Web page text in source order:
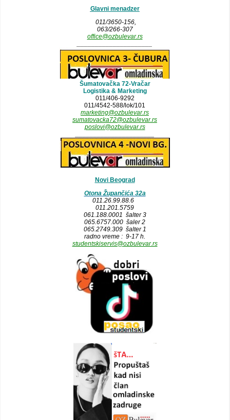
Glavni menadzer
011/3650-156,
063/266-307
office@ozbulevar.rs
Šumatovačka 72-Vračar
Logistika & Marketing
011/406-9292
011/4542-588/lok/101
marketing@ozbulevar.rs
sumatovacka72@ozbulevar.rs
poslovi@ozbulevar.rs
Novi Beograd
Otona Župančića 32a
011.26.99.88.6
011.201.5759
061.188.0001 šalter 3
065.6757.000 šaler 2
065.2749.309 šalter 1
radno vreme : 9-17 h.
studentskiservis@ozbulevar.rs